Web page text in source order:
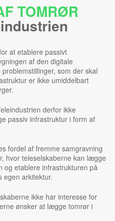
TOMRØR
at etablere passivt
af den digitale
som der skal
er ikke umiddelbart
derfor ikke
passiv infrastruktur i form af
fordel af fremme samgravning
hvor teleselskaberne kan lægge
og etablere infrastrukturen på
egen arkitektur.
ikke har interesse for
ønsker at lægge tomrør i